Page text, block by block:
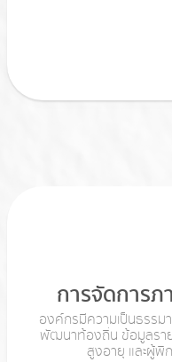
การจัดการภ
องค์กรมีความเป็นธรร
พัฒนาท้องถิ่น ข้อมูลรา
สูงอายุ และผู้พิ